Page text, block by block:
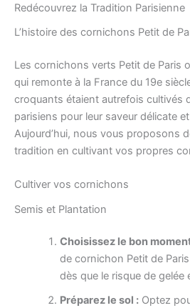
Redécouvrez la Tradition Parisienne
L’histoire des cornichons Petit de
Les cornichons verts Petit de Paris
qui remonte à la France du 19e
croquants étaient autrefois cultivés
parisiens pour leur saveur délicate
Aujourd’hui, nous vous proposons
tradition en cultivant vos propres
Cultiver vos cornichons
Semis et Plantation
Choisissez le bon
de cornichon Petit de
dès que le risque de gelée
Préparez le sol :Optez